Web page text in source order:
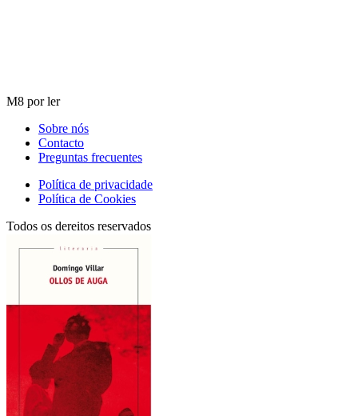
M8 por ler
Sobre nós
Contacto
Preguntas frecuentes
Política de privacidade
Política de Cookies
Todos os dereitos reservados